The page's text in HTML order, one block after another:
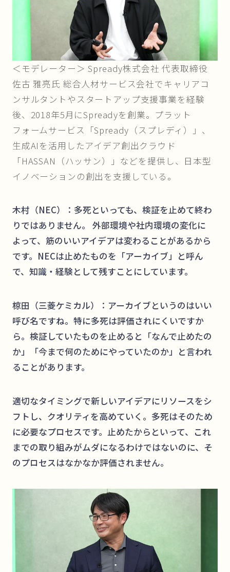
＜モデレーター＞ Spready株式会社 代表取締役
佐古 雅亮氏 総合人材サービス会社でキャリアコ
ンサルタントやスタートアップ支援事業を経験
後、2018年5月にSpreadyを創業。プラット
フォームサービス「Spready（スプレディ）」、
生成AIを活用したアイデア創出クラウド
「HASSAN（ハッサン）」などを提供し、日本型
イノベーションの創出を支援している。
木村（NEC）：多死といっても、検証を止めて終わ
りではありません。 外部環境や社内環境の変化に
よって、筋のいいアイデアは変わることがあるから
です。NECは止めたものを「アーカイブ」と呼ん
で、知識・経験として残すことにしています。
椋田（三菱ケミカル）：アーカイブというのはいい
呼び名ですね。特に多死は評価されにくいですか
ら。検証していたものを止めると「なんで止めたの
か」「今まで何のためにやっていたのか」と言われ
ることがあります。
適切なタイミングで新しいアイデアにリソースをシ
フトし、クオリティを高めていく。多死はそのため
に必要なプロセスです。止めたからといって、これ
までの取り組みがムダになるわけではないのに、そ
のプロセスはなかなか評価されません。